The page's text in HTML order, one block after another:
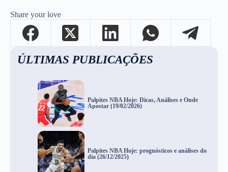
Share your love
ÚLTIMAS PUBLICAÇÕES
Palpites NBA Hoje: Dicas, Análises e Onde
Apostar (19/02/2026)
Palpites NBA Hoje: prognósticos e análises do
dia (26/12/2025)